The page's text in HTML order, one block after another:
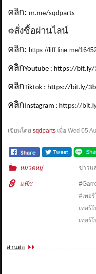
คลิก: m.me/sqdparts
⚙️สั่งซื้อผ่านไลน์
คลิก: https://liff.line.me/
คลิกYoutube : https://bit.ly/
คลิกTiktok : https://bit.ly/
คลิก Instagram : https://
เขียนโดยsqdparts เมื่อWed 05
หมวดหมู่ ข่าวแ
แท๊ก:
#เทอ
เทอร์
เทอร์
อ่านต่อ